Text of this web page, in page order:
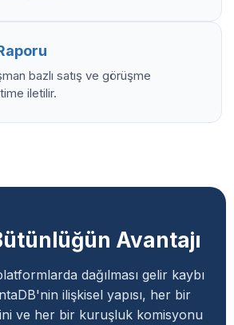
bazlı satış ve görüşme
iletilir.
Avantajı
dağılması gelir kaybı
ilişkisel yapısı, her bir
ve her bir kuruşluk komisyonu